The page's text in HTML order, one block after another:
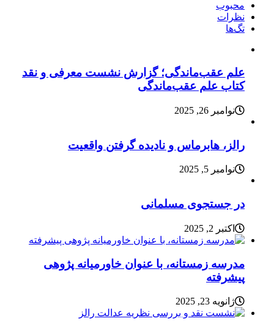
محبوب
نظرات
تگ‌ها
علم عقب‌ماندگی؛ گزارش نشست معرفی و نقد
کتاب علم عقب‌ماندگی
نوامبر 26, 2025
رالز، هابرماس و نادیده گرفتن واقعیت
نوامبر 5, 2025
در جستجوی مسلمانی
اکتبر 2, 2025
مدرسه زمستانه، با عنوان خاورمیانه پژوهی
پیشرفته
ژانویه 23, 2025